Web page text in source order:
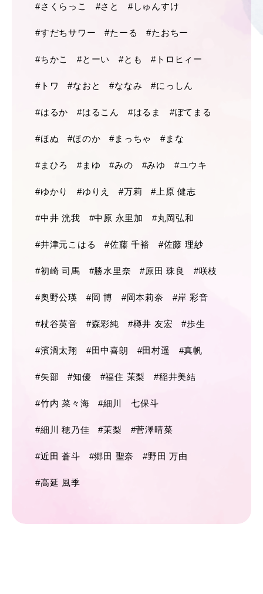
#さくらっこ #さと #しゅんすけ
#すだちサワー #たーる #たおちー
#ちかこ #とーい #とも #トロヒィー
#トワ #なおと #ななみ #にっしん
#はるか #はるこん #はるま #ぽてまる
#ほぬ #ほのか #まっちゃ #まな
#まひろ #まゆ #みの #みゆ #ユウキ
#ゆかり #ゆりえ #万莉 #上原 健志
#中井 洸我 #中原 永里加 #丸岡弘和
#井津元こはる #佐藤 千裕 #佐藤 理紗
#初崎 司馬 #勝水里奈 #原田 珠良 #咲枝
#奥野公瑛 #岡 博 #岡本莉奈 #岸 彩音
#杖谷英音 #森彩純 #樽井 友宏 #歩生
#濱渦太翔 #田中喜朗 #田村遥 #真帆
#矢部 #知優 #福住 茉梨 #稲井美結
#竹内 菜々海 #細川 七保斗
#細川 穂乃佳 #茉梨 #菅澤晴菜
#近田 蒼斗 #郷田 聖奈 #野田 万由
#高延 風季